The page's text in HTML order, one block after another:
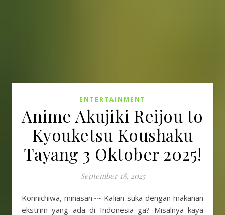
ENTERTAINMENT
Anime Akujiki Reijou to
Kyouketsu Koushaku
Tayang 3 Oktober 2025!
September 18, 2025
Konnichiwa, minasan~~ Kalian suka dengan makanan
ekstrim yang ada di Indonesia ga? Misalnya kaya